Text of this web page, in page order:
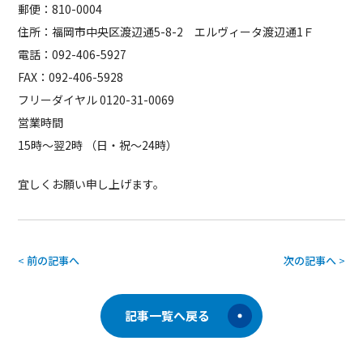
郵便：810-0004
住所：福岡市中央区渡辺通5-8-2 エルヴィータ渡辺通1Ｆ
電話：092-406-5927
FAX：092-406-5928
フリーダイヤル 0120-31-0069
営業時間
15時〜翌2時 （日・祝〜24時）
宜しくお願い申し上げます。
< 前の記事へ 次の記事へ>
記事一覧へ戻る